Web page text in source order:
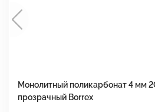
Монолитный поликарбонат 4 мм
прозрачный Borrex